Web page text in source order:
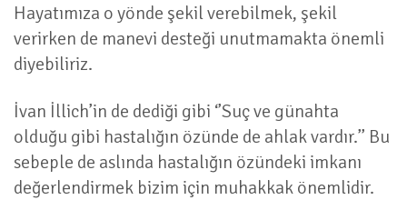
Hayatımıza o yönde şekil verebilmek, şekil
verirken de manevi desteği unutmamakta önemli
diyebiliriz.
İvan İllich’in de dediği gibi ‘’Suç ve günahta
olduğu gibi hastalığın özünde de ahlak vardır.’’ Bu
sebeple de aslında hastalığın özündeki imkanı
değerlendirmek bizim için muhakkak önemlidir.